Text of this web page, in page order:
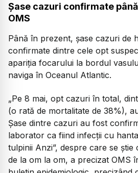
Șase cazuri confirmate
OMS
Până în prezent, șase cazuri de
confirmate dintre cele opt
apariția focarului la bordul
naviga în Oceanul Atlantic.
„Pe 8 mai, opt cazuri în total,
(o rată de mortalitate de 38%),
Șase dintre cazuri au fost
laborator ca fiind infecții cu
tulpinii Anzi”, despre care se știe
de la om la om, a precizat OMS